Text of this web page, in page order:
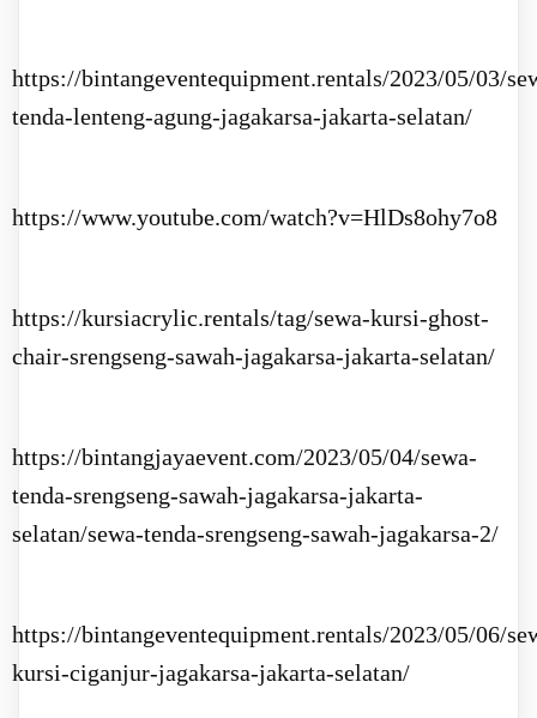
https://bintangeventequipment.rentals/2023/05/03/
tenda-lenteng-agung-jagakarsa-jakarta-selatan/
https://www.youtube.com/watch?v=HlDs8ohy7o8
https://kursiacrylic.rentals/tag/sewa-kursi-ghost-
chair-srengseng-sawah-jagakarsa-jakarta-selatan/
https://bintangjayaevent.com/2023/05/04/sewa-
tenda-srengseng-sawah-jagakarsa-jakarta-
selatan/sewa-tenda-srengseng-sawah-jagakarsa-2/
https://bintangeventequipment.rentals/2023/05/06/
kursi-ciganjur-jagakarsa-jakarta-selatan/